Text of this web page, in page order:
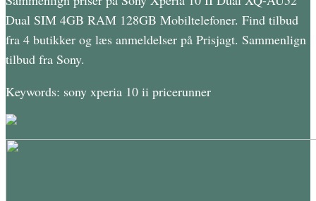
Dual SIM 4GB RAM 128GB Mobiltelefoner. Find tilbud
fra 4 butikker og læs anmeldelser på Prisjagt. Sammenlign
tilbud fra Sony.
Keywords: sony xperia 10 ii pricerunner